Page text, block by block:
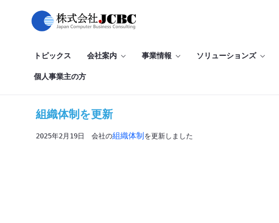
Skip to Main Content
トピックス 会社案内 事業情報 ソリューションズ
個人事業主の方
組織体制を更新
2025年2月19日　会社の組織体制を更新しました